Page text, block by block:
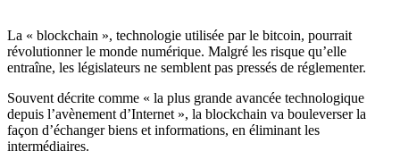
La « blockchain », technologie utilisée par le bitcoin, pourrait
révolutionner le monde numérique. Malgré les risque qu’elle
entraîne, les législateurs ne semblent pas pressés de réglementer.
Souvent décrite comme « la plus grande avancée technologique
depuis l’avènement d’Internet », la blockchain va bouleverser la
façon d’échanger biens et informations, en éliminant les
intermédiaires.